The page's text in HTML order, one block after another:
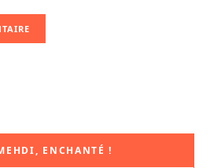
ENCHANTÉ !